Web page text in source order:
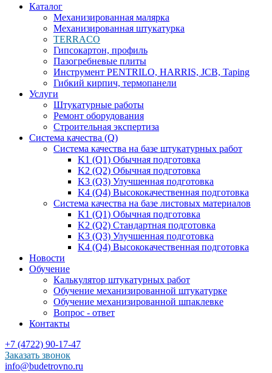
Каталог
Механизированная малярка
Механизированная штукатурка
TERRACO
Гипсокартон, профиль
Пазогребневые плиты
Инструмент PENTRILO, HARRIS, JCB, Taping
Гибкий кирпич, термопанели
Услуги
Штукатурные работы
Ремонт оборудования
Строительная экспертиза
Система качества (Q)
Система качества на базе штукатурных работ
K1 (Q1) Обычная подготовка
K2 (Q2) Обычная подготовка
K3 (Q3) Улучшенная подготовка
K4 (Q4) Высококачественная подготовка
Система качества на базе листовых материалов
K1 (Q1) Обычная подготовка
K2 (Q2) Стандартная подготовка
K3 (Q3) Улучшенная подготовка
K4 (Q4) Высококачественная подготовка
Новости
Обучение
Калькулятор штукатурных работ
Обучение механизированной штукатурке
Обучение механизированной шпаклевке
Вопрос - ответ
Контакты
+7 (4722) 90-17-47
Заказать звонок
info@budetrovno.ru